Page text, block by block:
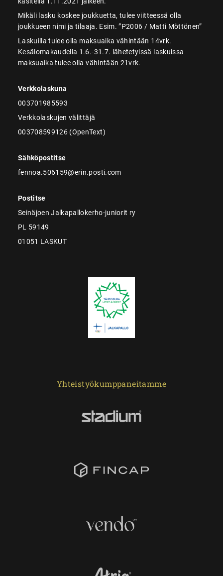
Mikäli lasku koskee joukkuetta, tulee viitteessä olla
joukkueen nimi ja tilaaja. Esim. ”P2006 / Matti Möttönen”
Laskuilla tulee olla maksuaika vähintään 14vrk.
Kesälomakaudella 1.6.-31.7. lähetetyissä laskuissa
maksuaika tulee olla vähintään 21vrk.
Verkkolaskuna
003701985593
Verkkolaskujen välittäjä
003708599126 (OpenText)
Sähköpostitse
fennoa.506159@erin.posti.com
Postitse
Seinäjoen Jalkapallokerho-juniorit ry
PL 59149
01051 LASKUT
Yhteistyökumppaneitamme